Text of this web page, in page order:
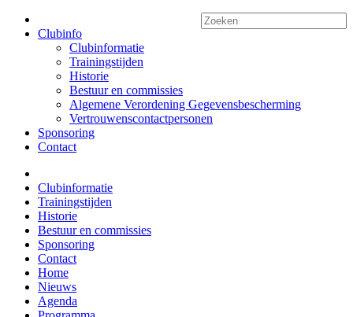
Clubinfo
Clubinformatie
Trainingstijden
Historie
Bestuur en commissies
Algemene Verordening Gegevensbescherming
Vertrouwenscontactpersonen
Sponsoring
Contact
Clubinformatie
Trainingstijden
Historie
Bestuur en commissies
Sponsoring
Contact
Home
Nieuws
Agenda